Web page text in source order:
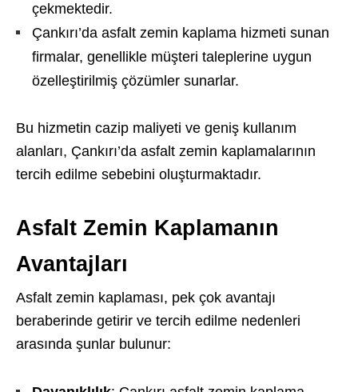
çekmektedir.
Çankırı’da asfalt zemin kaplama hizmeti sunan
firmalar, genellikle müşteri taleplerine uygun
özelleştirilmiş çözümler sunarlar.
Bu hizmetin cazip maliyeti ve geniş kullanım
alanları, Çankırı’da asfalt zemin kaplamalarının
tercih edilme sebebini oluşturmaktadır.
Asfalt Zemin Kaplamanın
Avantajları
Asfalt zemin kaplaması, pek çok avantajı
beraberinde getirir ve tercih edilme nedenleri
arasında şunlar bulunur: